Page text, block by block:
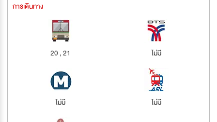
การเดินทาง
20 , 21 ไม่มี
ไม่มี ไม่มี